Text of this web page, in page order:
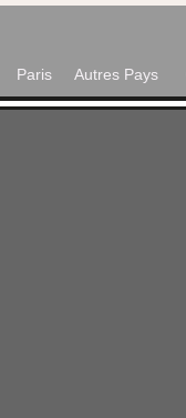
Paris Autres Pays